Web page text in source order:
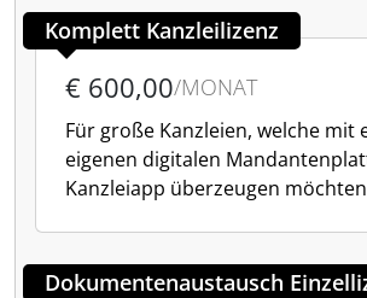
Komplett Kanzleilizenz
€ 600,00/MONAT
Für große Kanzleien, welche mit
eigenen digitalen
Kanzleiapp überzeugen
Dokumentenaustausch